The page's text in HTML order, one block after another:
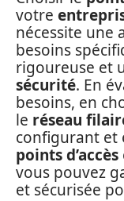
votre
nécessite une
besoins
rigoureuse et
sécurité. En
besoins, en
le réseau
configurant et
points d’accès
vous pouvez
et sécurisée